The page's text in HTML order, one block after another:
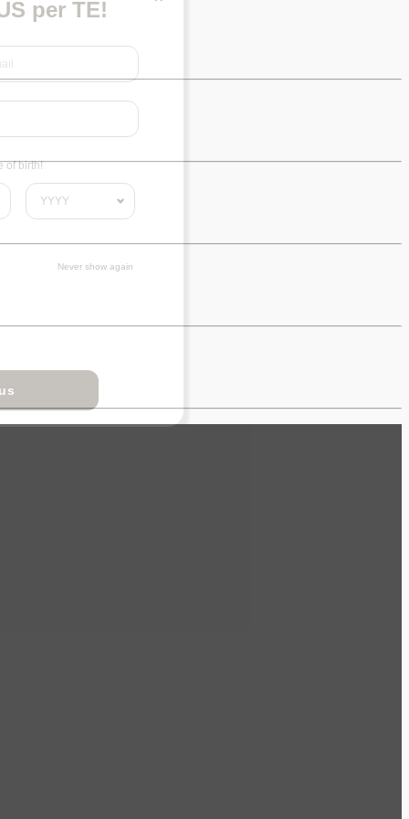
per TE!
of birth!
Never show again